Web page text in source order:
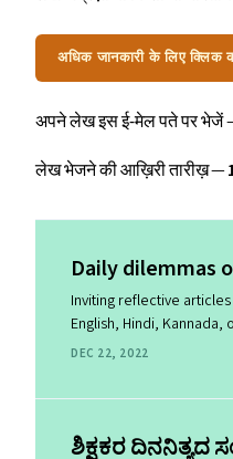
अधिक जानकारी के लिए क्लिक
अपने लेख इस ई‑मेल पते पर भेजें –
लेख भेजने की आख़िरी तारीख़ —
Daily dilemmas
Inviting reflective
English, Hindi, Kannada,
DEC 22, 2022
ಶಿಕ್ಷಕರ ದಿನನಿತ್ಯದ